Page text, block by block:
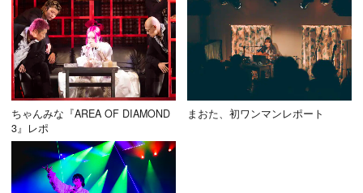
ちゃんみな『AREA OF DIAMOND
3』レポ
まおた、初ワンマンレポート